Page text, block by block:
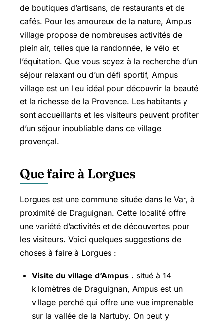
de boutiques d’artisans, de restaurants et de
cafés. Pour les amoureux de la nature, Ampus
village propose de nombreuses activités de
plein air, telles que la randonnée, le vélo et
l’équitation. Que vous soyez à la recherche d’un
séjour relaxant ou d’un défi sportif, Ampus
village est un lieu idéal pour découvrir la beauté
et la richesse de la Provence. Les habitants y
sont accueillants et les visiteurs peuvent profiter
d’un séjour inoubliable dans ce village
provençal.
Que faire à Lorgues
Lorgues est une commune située dans le Var, à
proximité de Draguignan. Cette localité offre
une variété d’activités et de découvertes pour
les visiteurs. Voici quelques suggestions de
choses à faire à Lorgues :
Visite du village d’Ampus : situé à 14
kilomètres de Draguignan, Ampus est un
village perché qui offre une vue imprenable
sur la vallée de la Nartuby. On peut y